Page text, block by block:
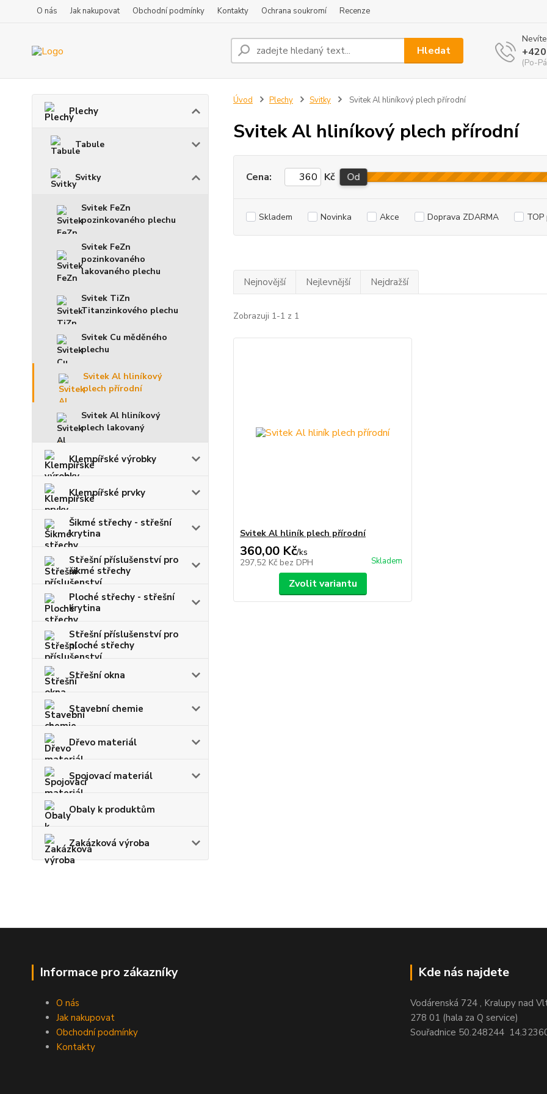
O nás Jak nakupovat Obchodní podmínky Kontakty Ochrana soukromí Recenze
Hledat
(Po-
Plechy
Tabule
Svitky
Svitek FeZn
pozinkovaného plechu
Svitek FeZn
pozinkovaného
lakovaného plechu
Svitek TiZn
Titanzinkového plechu
Svitek Cu měděného
plechu
Svitek Al hliníkový
plech přírodní
Svitek Al hliníkový
plech lakovaný
Klempířské výrobky
Klempířské prvky
Šikmé střechy - střešní
krytina
Střešní příslušenství pro
šikmé střechy
Ploché střechy - střešní
krytina
Střešní příslušenství pro
ploché střechy
Střešní okna
Stavební chemie
Dřevo materiál
Spojovací materiál
Obaly k produktům
Zakázková výroba
Úvod Plechy Svitky Svitek Al hliníkový plech přírodní
Svitek Al hliníkový plech přírodní
Cena: Kč Od
Skladem Novinka Akce Doprava ZDARMA
Nejnovější Nejlevnější Nejdražší
Zobrazuji 1-1 z 1
Svitek Al hliník plech přírodní
360,00 Kč/ks
297,52 Kč bez DPH Skladem
Zvolit variantu
Informace pro zákazníky
O nás
Jak nakupovat
Obchodní podmínky
Kontakty
Kde nás najdete
Vodárenská 724 , Kralupy nad
278 01 (hala za Q service)
Souřadnice 50.248244